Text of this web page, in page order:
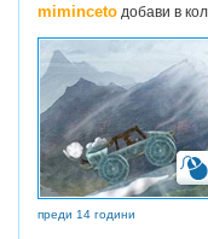
miminceto добави в
преди 14 години